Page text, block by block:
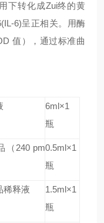
下转化成Zui终的黄
6)呈正相关。用酶
值），通过标准曲
6ml×1
瓶
（240 pm0.5ml×1
瓶
稀释液
1.5ml×1
瓶